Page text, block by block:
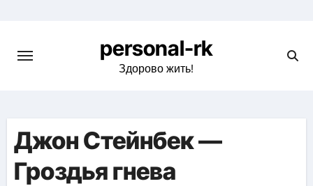
содержимому
personal-rk
Здорово жить!
Джон Стейнбек —
Гроздья гнева